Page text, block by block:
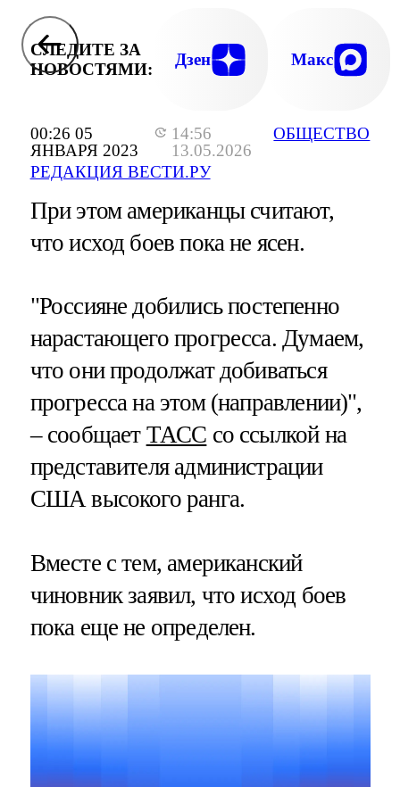
00:26 05
ЯНВАРЯ 2023
14:56
13.05.2026
РЕДАКЦИЯ ВЕСТИ.РУ
ОБЩЕСТВО
СЛЕДИТЕ ЗА
НОВОСТЯМИ:
Дзен Макс
При этом американцы считают,
что исход боев пока не ясен.
"Россияне добились постепенно
нарастающего прогресса. Думаем,
что они продолжат добиваться
прогресса на этом (направлении)",
– сообщает ТАСС со ссылкой на
представителя администрации
США высокого ранга.
Вместе с тем, американский
чиновник заявил, что исход боев
пока еще не определен.